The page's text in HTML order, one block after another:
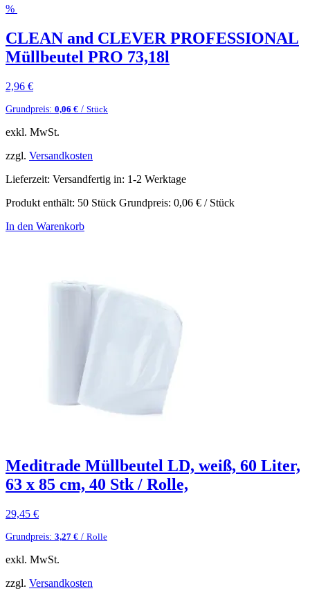
%
CLEAN and CLEVER PROFESSIONAL
Müllbeutel PRO 73,18l
2,96 €
Grundpreis: 0,06 € / Stück
exkl. MwSt.
zzgl. Versandkosten
Lieferzeit: Versandfertig in: 1-2 Werktage
Produkt enthält: 50 Stück Grundpreis: 0,06 € / Stück
In den Warenkorb
Meditrade Müllbeutel LD, weiß, 60 Liter,
63 x 85 cm, 40 Stk / Rolle,
29,45 €
Grundpreis: 3,27 € / Rolle
exkl. MwSt.
zzgl. Versandkosten